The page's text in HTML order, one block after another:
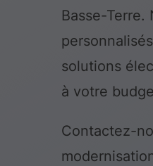
Basse-
solutions
à votre
Contactez-